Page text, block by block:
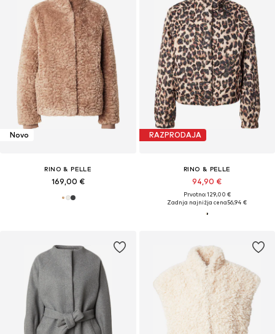
Novo
RINO & PELLE
169,00 €
RAZPRODAJA
RINO & PELLE
94,90 €
Prvotno: 129,00 €
Zadnja najnižja cena56,94 €